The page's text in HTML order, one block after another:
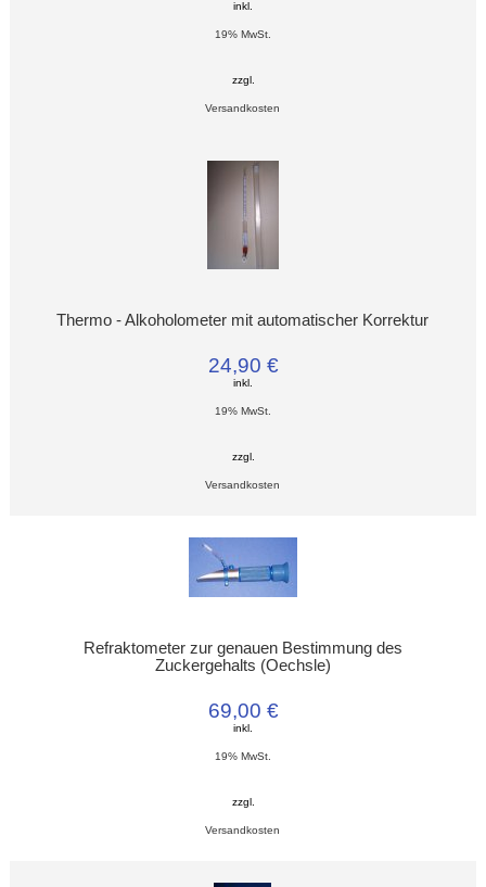
inkl.
19% MwSt.
zzgl.
Versandkosten
Thermo - Alkoholometer mit automatischer Korrektur
24,90 €
inkl.
19% MwSt.
zzgl.
Versandkosten
Refraktometer zur genauen Bestimmung des
Zuckergehalts (Oechsle)
69,00 €
inkl.
19% MwSt.
zzgl.
Versandkosten